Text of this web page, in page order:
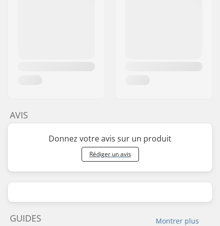
AVIS
Donnez votre avis sur un produit
Rédiger un avis
Montrer plus
GUIDES